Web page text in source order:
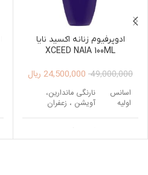
ادوپرفیوم زنانه اکسید نایا
XCEED NAIA 100ML
49,000,000
24,500,000 ریال
اسانس
اولیه
نارنگی ماندارین،
آویشن ، زعفران
میانی
گل سوسن